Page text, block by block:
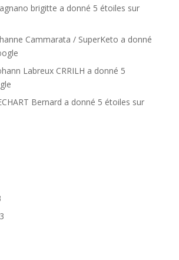
brigitte a donné 5 étoiles sur
Cammarata / SuperKeto a donné
Labreux CRRILH a donné 5
Bernard a donné 5 étoiles sur